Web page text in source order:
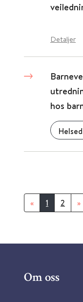
Detaljer
hos
« 1 2 »
Om oss